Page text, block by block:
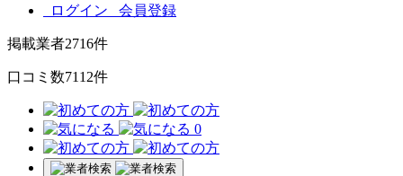
ログイン
会員登録
掲載業者2716件
口コミ数7112件
0